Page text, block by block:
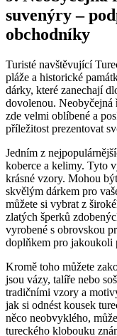
suvenýry‌ –
obchodníky
Turisté navštěvující
‍pláže ​a historické
dárky, které zanechají
dovolenou. Neobyčejná
zde‍ velmi⁣ oblíbené a⁣
příležitost prezentovat
Jedním z
koberce⁢ a‍ kelimy. Tyto
krásné vzory. Mohou
skvělým ⁢dárkem pro
můžete si vybrat z
zlatých⁣ šperků
vyrobené s ⁣obrovskou‌
doplňkem pro jakoukoli
Kromě toho můžete
jsou vázy, talíře nebo
tradičními vzory a
jak si odnést kousek
něco ‌neobvyklého,
tureckého klobouku